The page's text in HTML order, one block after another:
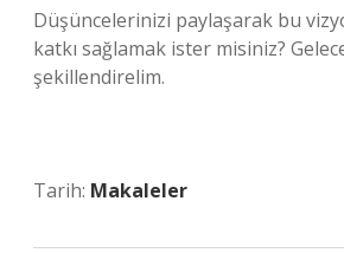
Düşüncelerinizi paylaşarak bu
katkı sağlamak ister misiniz?
şekillendirelim.
Tarih: Makaleler